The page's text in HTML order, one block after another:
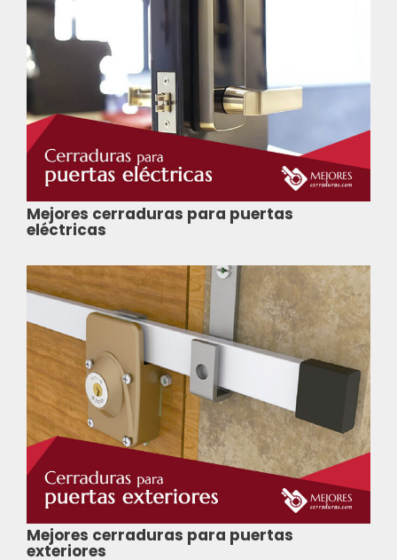
Mejores cerraduras para puertas
eléctricas
Mejores cerraduras para puertas
exteriores